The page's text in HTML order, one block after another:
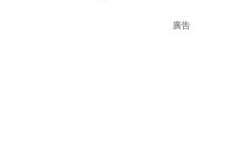
廣告